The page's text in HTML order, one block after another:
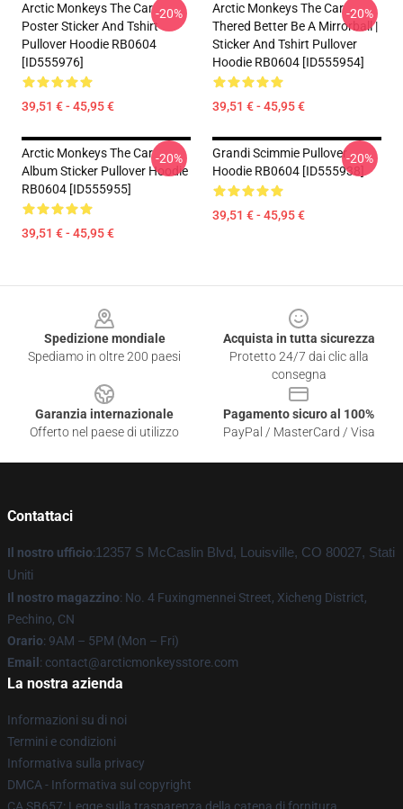
Arctic Monkeys The Car
Poster Sticker And Tshirt
Pullover Hoodie RB0604
[ID555976]
39,51 € - 45,95 €
-20%
Arctic Monkeys The Car
Thered Better Be A Mirrorball |
Sticker And Tshirt Pullover
Hoodie RB0604 [ID555954]
39,51 € - 45,95 €
-20%
Arctic Monkeys The Car
Album Sticker Pullover Hoodie
RB0604 [ID555955]
39,51 € - 45,95 €
-20%
Grandi Scimmie Pullover
Hoodie RB0604 [ID555938]
39,51 € - 45,95 €
-20%
Spedizione mondiale
Spediamo in oltre 200 paesi
Acquista in tutta sicurezza
Protetto 24/7 dai clic alla
consegna
Garanzia internazionale
Offerto nel paese di utilizzo
Pagamento sicuro al 100%
PayPal / MasterCard / Visa
Contattaci
Il nostro ufficio:12357 S McCaslin Blvd, Louisville, CO 80027, Stati
Uniti
Il nostro magazzino: No. 4 Fuxingmennei Street, Xicheng District,
Pechino, CN
Orario: 9AM – 5PM (Mon – Fri)
Email : contact@arcticmonkeysstore.com
La nostra azienda
Informazioni su di noi
Termini e condizioni
Informativa sulla privacy
DMCA - Informativa sul copyright